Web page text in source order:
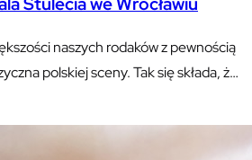
naszych rodaków z pewnością
polskiej sceny. Tak się składa, że
okazja do zorganizowania
po Polsce.